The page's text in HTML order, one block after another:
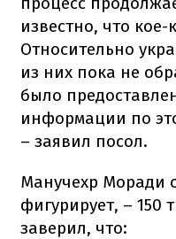
известно, что кое-
Относительно
из них пока не
было
информации по
– заявил посол.
Манучехр Моради
фигурирует, – 150
заверил, что: